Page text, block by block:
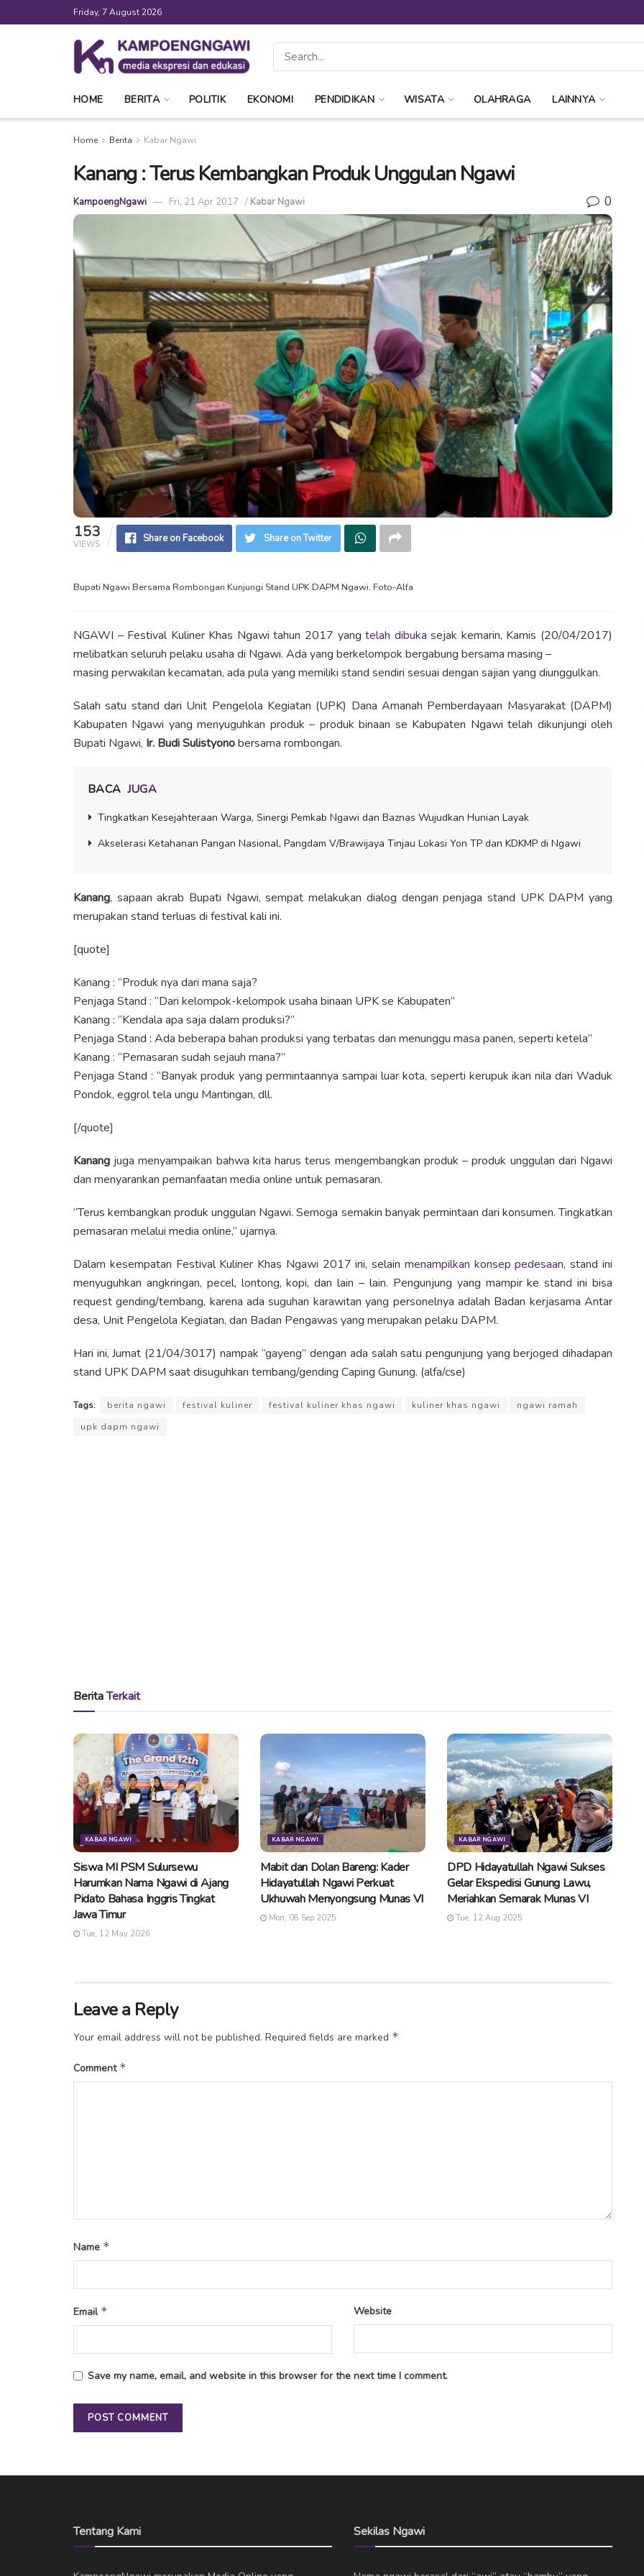
Friday, 7 August 2026
HOME BERITA POLITIK EKONOMI PENDIDIKAN WISATA OLAHRAGA LAINNYA
Home Berita Kabar Ngawi
Kanang : Terus Kembangkan Produk Unggulan Ngawi
KampoengNgawi Fri, 21 Apr 2017 / Kabar Ngawi 0
153
VIEWS Share on Facebook Share on Twitter
Bupati Ngawi Bersama Rombongan Kunjungi Stand UPK DAPM Ngawi. Foto-Alfa
NGAWI – Festival Kuliner Khas Ngawi tahun 2017 yangtelah dibuka sejak kemarin, Kamis (20/04/2017)
melibatkan seluruh pelaku usaha di Ngawi. Ada yang berkelompok bergabung bersama masing –
masing perwakilan kecamatan, ada pula yang memiliki stand sendiri sesuai dengan sajian yang diunggulkan.
Salah satu stand dari Unit Pengelola Kegiatan (UPK) Dana Amanah Pemberdayaan Masyarakat (DAPM)
Kabupaten Ngawi yang menyuguhkan produk – produk binaan se Kabupaten Ngawi telah dikunjungi oleh
Bupati Ngawi, Ir. Budi Sulistyonobersama rombongan.
BACA JUGA
Tingkatkan Kesejahteraan Warga, Sinergi Pemkab Ngawi dan Baznas Wujudkan Hunian Layak
Akselerasi Ketahanan Pangan Nasional, Pangdam V/Brawijaya Tinjau Lokasi Yon TP dan KDKMP di Ngawi
Kanang, sapaan akrab Bupati Ngawi, sempat melakukan dialog dengan penjaga stand UPK DAPM yang
merupakan stand terluas di festival kali ini.
[quote]
Kanang : “Produk nya dari mana saja?
Penjaga Stand : “Dari kelompok-kelompok usaha binaan UPK se Kabupaten”
Kanang : “Kendala apa saja dalam produksi?”
Penjaga Stand : Ada beberapa bahan produksi yang terbatas dan menunggu masa panen, seperti ketela”
Kanang : “Pemasaran sudah sejauh mana?”
Penjaga Stand : “Banyak produk yang permintaannya sampai luar kota, seperti kerupuk ikan nila dari Waduk
Pondok, eggrol tela ungu Mantingan, dll.
[/quote]
Kanang juga menyampaikan bahwa kita harus terus mengembangkan produk – produk unggulan dari Ngawi
dan menyarankan pemanfaatan media online untuk pemasaran.
“Terus kembangkan produk unggulan Ngawi. Semoga semakin banyak permintaan dari konsumen. Tingkatkan
pemasaran melalui media online,” ujarnya.
Dalam kesempatan Festival Kuliner Khas Ngawi 2017 ini, selain menampilkan konsep pedesaan, stand ini
menyuguhkan angkringan, pecel, lontong, kopi, dan lain – lain. Pengunjung yang mampir ke stand ini bisa
request gending/tembang, karena ada suguhan karawitan yang personelnya adalah Badan kerjasama Antar
desa, Unit Pengelola Kegiatan, dan Badan Pengawas yang merupakan pelaku DAPM.
Hari ini, Jumat (21/04/3017) nampak “gayeng” dengan ada salah satu pengunjung yang berjoged dihadapan
stand UPK DAPM saat disuguhkan tembang/gending Caping Gunung. (alfa/cse)
Tags: berita ngawi festival kuliner festival kuliner khas ngawi kuliner khas ngawi
ngawi ramah
upk dapm ngawi
BeritaTerkait
KABAR NGAWI
Siswa MI PSM Sulursewu
Harumkan Nama Ngawi di Ajang
Pidato Bahasa Inggris Tingkat
Jawa Timur
Tue, 12 May 2026
KABAR NGAWI
Mabit dan Dolan Bareng: Kader
Hidayatullah Ngawi Perkuat
Ukhuwah Menyongsung Munas VI
Mon, 08 Sep 2025
KABAR NGAWI
DPD Hidayatullah Ngawi Sukses
Gelar Ekspedisi Gunung Lawu,
Meriahkan Semarak Munas VI
Tue, 12 Aug 2025
Leave a Reply
Your email address will not be published. Required fields are marked *
Comment *
Name *
Email * Website
Save my name, email, and website in this browser for the next time I comment.
Tentang Kami Sekilas Ngawi